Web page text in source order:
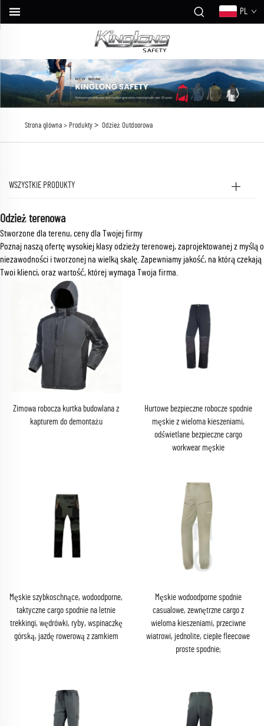
PL
Strona główna > Produkty> Odzież Outdoorowa
WSZYSTKIE PRODUKTY
Odzież terenowa
Stworzone dla terenu, ceny dla Twojej firmy
Poznaj naszą ofertę wysokiej klasy odzieży terenowej, zaprojektowanej z myślą o
niezawodności i tworzonej na wielką skalę. Zapewniamy jakość, na którą czekają
Twoi klienci, oraz wartość, której wymaga Twoja firma.
Zimowa robocza kurtka budowlana z
kapturem do demontażu
Hurtowe bezpieczne robocze spodnie
męskie z wieloma kieszeniami,
odświetlane bezpieczne cargo
workwear męskie
Męskie szybkoschnące, wodoodporne,
taktyczne cargo spodnie na letnie
trekkingi, wędrówki, ryby, wspinaczkę
górską, jazdę rowerową z zamkiem
Męskie wodoodporne spodnie
casualowe, zewnętrzne cargo z
wieloma kieszeniami, przeciwne
wiatrowi, jednolite, ciepłe fleecowe
proste spodnie;